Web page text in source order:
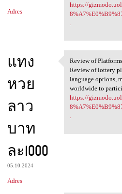
Adres
https://
แทง
หวย
ลาว
บาท
ละ1000
05.10.2024
Adres
Review of
Review of
Review of lottery
language options,
worldwide to
https://
.